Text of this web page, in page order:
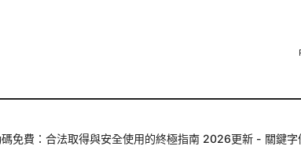
免費：合法取得與安全使用的終極指南 2026更新 - 關鍵字